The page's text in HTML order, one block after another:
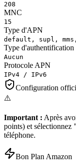
208
MNC
15
Type d'APN
default, supl,
Type d'authentification
Aucun
Protocole APN
IPv4 / IPv6
Configuration
⚠️
Important : Après
points) et sélectionnez
téléphone.
Bon Plan Amazon